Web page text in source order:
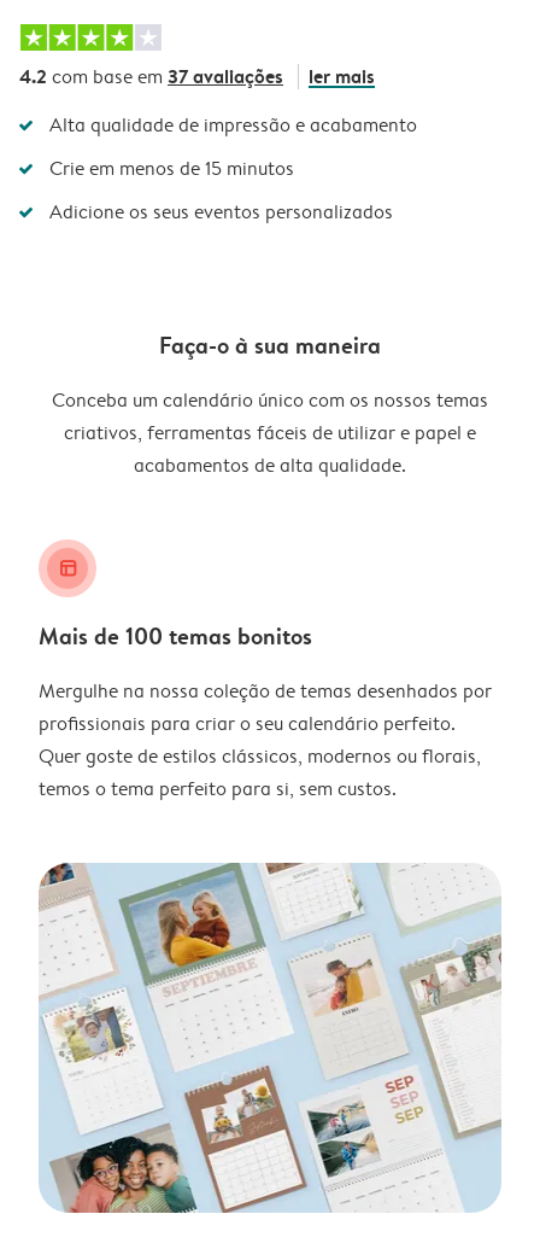
4.2 com base em 37 avaliações ler mais
Alta qualidade de impressão e acabamento
Crie em menos de 15 minutos
Adicione os seus eventos personalizados
Faça-o à sua maneira
Conceba um calendário único com os nossos temas
criativos, ferramentas fáceis de utilizar e papel e
acabamentos de alta qualidade.
layout_alt
Mais de 100 temas bonitos
Mergulhe na nossa coleção de temas desenhados por
profissionais para criar o seu calendário perfeito.
Quer goste de estilos clássicos, modernos ou florais,
temos o tema perfeito para si, sem custos.